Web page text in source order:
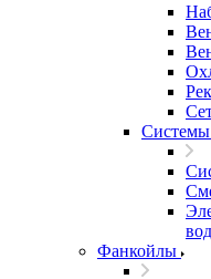
Системы
Фанкойлы